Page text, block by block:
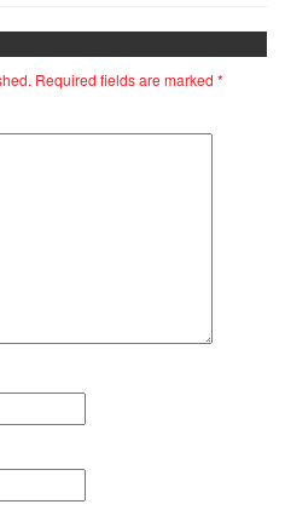
Required fields are marked *